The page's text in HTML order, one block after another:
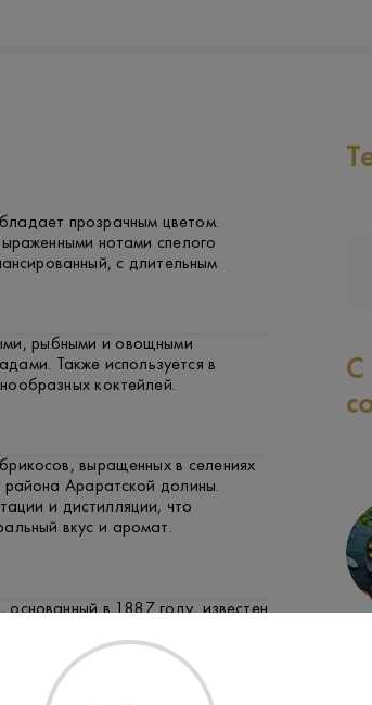
прозрачным цветом.
нотами спелого
с длительным
рыбными и овощными
Также используется в
коктейлей.
выращенных в селениях
Араратской долины.
и дистилляции, что
вкус и аромат.
основанный в 1887 году, известен
высококачественных
многолетний опыт с
С